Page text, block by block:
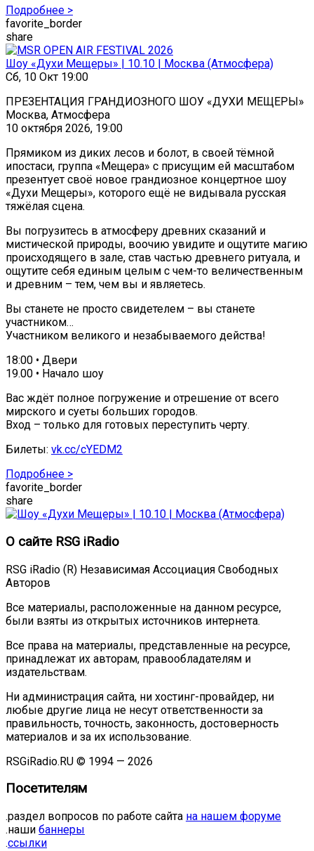
Подробнее >
favorite_border
share
Шоу «Духи Мещеры» | 10.10 | Москва (Атмосфера)
Сб, 10 Окт 19:00
ПРЕЗЕНТАЦИЯ ГРАНДИОЗНОГО ШОУ «ДУХИ МЕЩЕРЫ»
Москва, Атмосфера
10 октября 2026, 19:00
Прямиком из диких лесов и болот, в своей тёмной
ипостаси, группа «Мещера» с присущим ей масштабом
презентует своё новое грандиозное концертное шоу
«Духи Мещеры», которого ещё не видывала русская
тяжёлая сцена.
Вы погрузитесь в атмосферу древних сказаний и
мистической природы, воочию увидите и ощутите магию
происходящего в зале, став частью древнего ритуала, и
ощутите себя единым целым с чем-то величественным
и древним – тем, чем вы и являетесь.
Вы станете не просто свидетелем – вы станете
участником…
Участником великого и незабываемого действа!
18:00 • Двери
19.00 • Начало шоу
Вас ждёт полное погружение и отрешение от всего
мирского и суеты больших городов.
Вход – только для готовых переступить черту.
Билеты: vk.cc/cYEDM2
Подробнее >
favorite_border
share
О сайте RSG iRadio
RSG iRadio (R) Независимая Ассоциация Свободных
Авторов
Все материалы, расположенные на данном ресурсе,
были взяты из открытых источников интернета.
Все права на материалы, представленные на ресурсе,
принадлежат их авторам, правообладателям и
издательствам.
Ни администрация сайта, ни хостинг-провайдер, ни
любые другие лица не несут ответственности за
правильность, точность, законность, достоверность
материалов и за их использование.
RSGiRadio.RU © 1994 — 2026
Посетителям
.раздел вопросов по работе сайта на нашем форуме
.наши баннеры
.ссылки